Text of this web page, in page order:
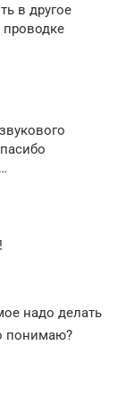
в другое
проводке
надо делать
понимаю?